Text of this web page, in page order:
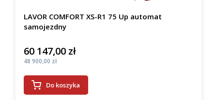
LAVOR COMFORT XS-R1 75 Up automat
samojezdny
Cena
60 147,00 zł
Cena
48 900,00 zł
Do koszyka